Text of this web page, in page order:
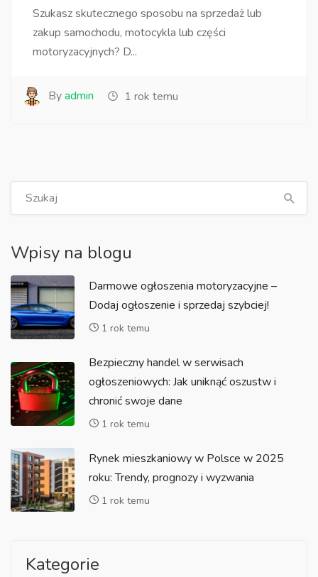
Szukasz skutecznego sposobu na sprzedaż lub
zakup samochodu, motocykla lub części
motoryzacyjnych? D...
Byadmin 1 rok temu
Wpisy na blogu
Darmowe ogłoszenia motoryzacyjne –
Dodaj ogłoszenie i sprzedaj szybciej!
1 rok temu
Bezpieczny handel w serwisach
ogłoszeniowych: Jak uniknąć oszustw i
chronić swoje dane
1 rok temu
Rynek mieszkaniowy w Polsce w 2025
roku: Trendy, prognozy i wyzwania
1 rok temu
Kategorie